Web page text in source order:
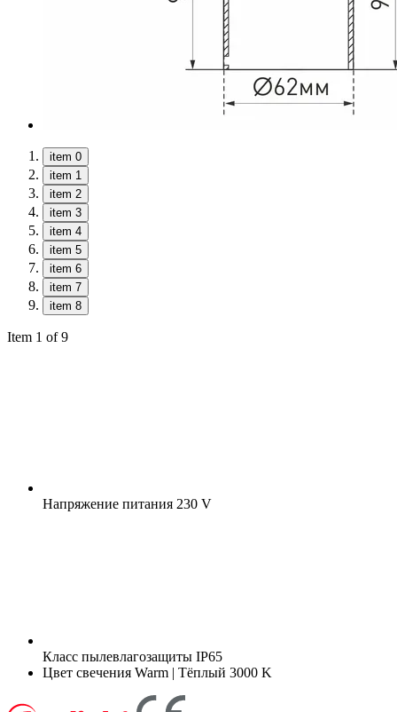
item 0
item 1
item 2
item 3
item 4
item 5
item 6
item 7
item 8
Item 1 of 9
Напряжение питания 230 V
Класс пылевлагозащиты IP65
Цвет свечения Warm | Тёплый 3000 K